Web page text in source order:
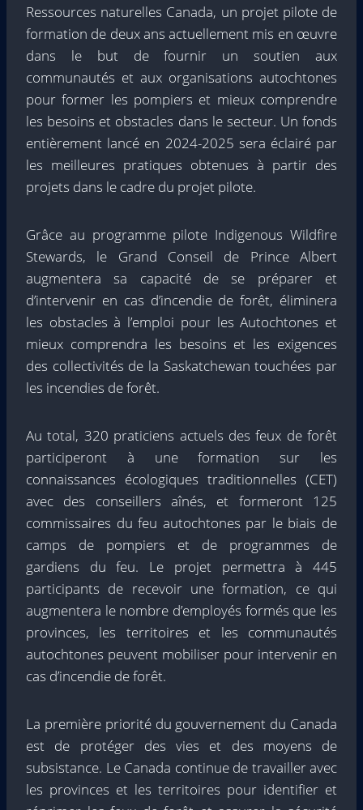
Ressources naturelles Canada, un projet pilote de
formation de deux ans actuellement mis en œuvre
dans le but de fournir un soutien aux
communautés et aux organisations autochtones
pour former les pompiers et mieux comprendre
les besoins et obstacles dans le secteur. Un fonds
entièrement lancé en 2024-2025 sera éclairé par
les meilleures pratiques obtenues à partir des
projets dans le cadre du projet pilote.
Grâce au programme pilote Indigenous Wildfire
Stewards, le Grand Conseil de Prince Albert
augmentera sa capacité de se préparer et
d’intervenir en cas d’incendie de forêt, éliminera
les obstacles à l’emploi pour les Autochtones et
mieux comprendra les besoins et les exigences
des collectivités de la Saskatchewan touchées par
les incendies de forêt.
Au total, 320 praticiens actuels des feux de forêt
participeront à une formation sur les
connaissances écologiques traditionnelles (CET)
avec des conseillers aînés, et formeront 125
commissaires du feu autochtones par le biais de
camps de pompiers et de programmes de
gardiens du feu. Le projet permettra à 445
participants de recevoir une formation, ce qui
augmentera le nombre d’employés formés que les
provinces, les territoires et les communautés
autochtones peuvent mobiliser pour intervenir en
cas d’incendie de forêt.
La première priorité du gouvernement du Canada
est de protéger des vies et des moyens de
subsistance. Le Canada continue de travailler avec
les provinces et les territoires pour identifier et